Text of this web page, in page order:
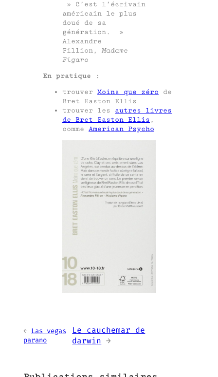
» C’est l’écrivain
américain le plus
doué de sa
génération. »
Alexandre
Fillion, Madame
Figaro
En pratique :
trouver Moins que zéro de
Bret Easton Ellis
trouver les autres livres
de Bret Easton Ellis ,
comme American Psycho
← Las vegas
parano
Le cauchemar de
darwin →